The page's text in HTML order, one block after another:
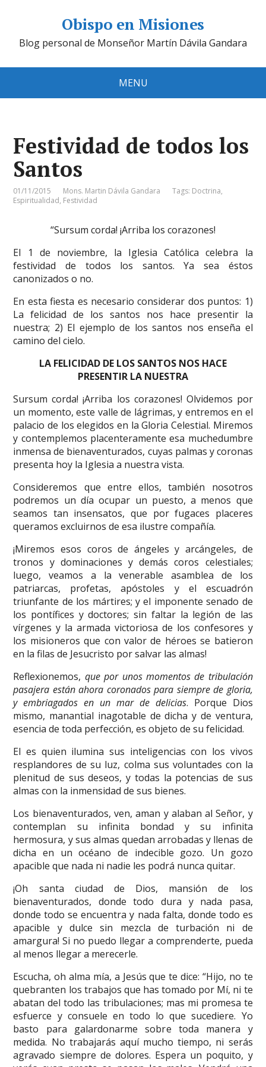
Obispo en Misiones
Blog personal de Monseñor Martín Dávila Gandara
MENU
Festividad de todos los
Santos
01/11/2015 Mons. Martin Dávila Gandara Tags: Doctrina,
Espiritualidad, Festividad
“Sursum corda! ¡Arriba los corazones!
El 1 de noviembre, la Iglesia Católica celebra la
festividad de todos los santos. Ya sea éstos
canonizados o no.
En esta fiesta es necesario considerar dos puntos: 1)
La felicidad de los santos nos hace presentir la
nuestra; 2) El ejemplo de los santos nos enseña el
camino del cielo.
LA FELICIDAD DE LOS SANTOS NOS HACE
PRESENTIR LA NUESTRA
Sursum corda! ¡Arriba los corazones! Olvidemos por
un momento, este valle de lágrimas, y entremos en el
palacio de los elegidos en la Gloria Celestial. Miremos
y contemplemos placenteramente esa muchedumbre
inmensa de bienaventurados, cuyas palmas y coronas
presenta hoy la Iglesia a nuestra vista.
Consideremos que entre ellos, también nosotros
podremos un día ocupar un puesto, a menos que
seamos tan insensatos, que por fugaces placeres
queramos excluirnos de esa ilustre compañía.
¡Miremos esos coros de ángeles y arcángeles, de
tronos y dominaciones y demás coros celestiales;
luego, veamos a la venerable asamblea de los
patriarcas, profetas, apóstoles y el escuadrón
triunfante de los mártires; y el imponente senado de
los pontífices y doctores; sin faltar la legión de las
vírgenes y la armada victoriosa de los confesores y
los misioneros que con valor de héroes se batieron
en la filas de Jesucristo por salvar las almas!
Reflexionemos, que por unos momentos de tribulación
pasajera están ahora coronados para siempre de gloria,
y embriagados en un mar de delicias. Porque Dios
mismo, manantial inagotable de dicha y de ventura,
esencia de toda perfección, es objeto de su felicidad.
El es quien ilumina sus inteligencias con los vivos
resplandores de su luz, colma sus voluntades con la
plenitud de sus deseos, y todas la potencias de sus
almas con la inmensidad de sus bienes.
Los bienaventurados, ven, aman y alaban al Señor, y
contemplan su infinita bondad y su infinita
hermosura, y sus almas quedan arrobadas y llenas de
dicha en un océano de indecible gozo. Un gozo
apacible que nada ni nadie les podrá nunca quitar.
¡Oh santa ciudad de Dios, mansión de los
bienaventurados, donde todo dura y nada pasa,
donde todo se encuentra y nada falta, donde todo es
apacible y dulce sin mezcla de turbación ni de
amargura! Si no puedo llegar a comprenderte, pueda
al menos llegar a merecerle.
Escucha, oh alma mía, a Jesús que te dice: “Hijo, no te
quebranten los trabajos que has tomado por Mí, ni te
abatan del todo las tribulaciones; mas mi promesa te
esfuerce y consuele en todo lo que sucediere. Yo
basto para galardonarme sobre toda manera y
medida. No trabajarás aquí mucho tiempo, ni serás
agravado siempre de dolores. Espera un poquito, y